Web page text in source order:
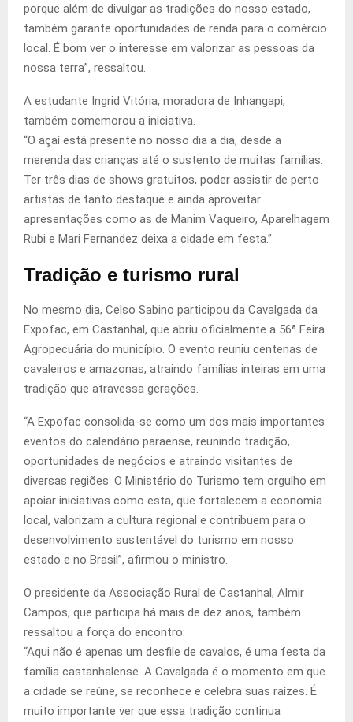
porque além de divulgar as tradições do nosso estado,
também garante oportunidades de renda para o comércio
local. É bom ver o interesse em valorizar as pessoas da
nossa terra”, ressaltou.
A estudante Ingrid Vitória, moradora de Inhangapi,
também comemorou a iniciativa.
“O açaí está presente no nosso dia a dia, desde a
merenda das crianças até o sustento de muitas famílias.
Ter três dias de shows gratuitos, poder assistir de perto
artistas de tanto destaque e ainda aproveitar
apresentações como as de Manim Vaqueiro, Aparelhagem
Rubi e Mari Fernandez deixa a cidade em festa.”
Tradição e turismo rural
No mesmo dia, Celso Sabino participou da Cavalgada da
Expofac, em Castanhal, que abriu oficialmente a 56ª Feira
Agropecuária do município. O evento reuniu centenas de
cavaleiros e amazonas, atraindo famílias inteiras em uma
tradição que atravessa gerações.
“A Expofac consolida-se como um dos mais importantes
eventos do calendário paraense, reunindo tradição,
oportunidades de negócios e atraindo visitantes de
diversas regiões. O Ministério do Turismo tem orgulho em
apoiar iniciativas como esta, que fortalecem a economia
local, valorizam a cultura regional e contribuem para o
desenvolvimento sustentável do turismo em nosso
estado e no Brasil”, afirmou o ministro.
O presidente da Associação Rural de Castanhal, Almir
Campos, que participa há mais de dez anos, também
ressaltou a força do encontro:
“Aqui não é apenas um desfile de cavalos, é uma festa da
família castanhalense. A Cavalgada é o momento em que
a cidade se reúne, se reconhece e celebra suas raízes. É
muito importante ver que essa tradição continua